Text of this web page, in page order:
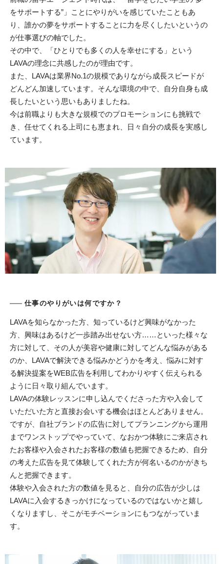
をサポートする”」ことにやりがいを感じていたこともあ
り、誰かの夢をサポートすることに力を尽くしたいというの
が仕事選びの軸でした。
その中で、「ひとりでも多くの人を幸せにする」という
LAVAの理念に共感したのが理由です。
また、LAVAは業界No.1の規模でありながら成長スピードが
どんどん加速しています。そんな環境の中で、自分自身も成
長したいという思いもありましたね。
今は前職よりも大きな規模でのプロモーションにも挑戦で
き、任せてくれる上司にも恵まれ、日々自分の成長を実感し
ています。
仕事のやりがいは何ですか？
LAVAを知らなかった方、知っているけど興味がなかった
方、興味はあるけど一歩踏み出せない方……といった様々な
方に対して、その人が美容や健康に対してどんな悩みがある
のか、LAVAで解決できる悩みかどうかを考え、悩みに対す
る解決提案をWEB広告を利用してわかりやすく伝えられる
ように日々取り組んでいます。
LAVAの体験レッスンに申し込んでくださった方や入会して
いただいた方と直接お会いする機会はほとんどありません。
ですが、自社ブランドの広告に対してプランニングから運用
までワンストップでやっていて、なおかつ体験にご来店され
たお客様や入会されたお客様の数値も把握できるため、自分
の考えた広告を見て体験してくれた方が何名いるのかがきち
んと把握できます。
体験や入会された方の数値を見ると、自分の広告が少しは
LAVAに入会するきっかけになっているのではないかと嬉し
くなりますし、そこがモチベーションにもつながっていま
す。